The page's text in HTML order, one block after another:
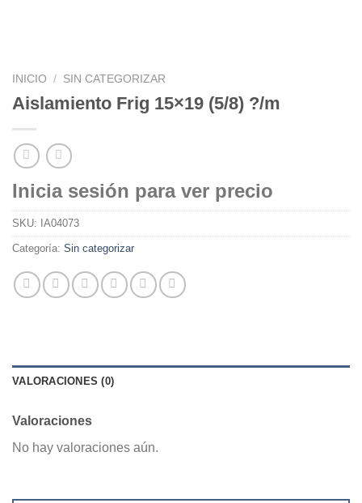
INICIO / SIN CATEGORIZAR
Aislamiento Frig 15×19 (5/8) ?/m
Inicia sesión para ver precio
SKU: IA04073
Categoría: Sin categorizar
VALORACIONES (0)
Valoraciones
No hay valoraciones aún.